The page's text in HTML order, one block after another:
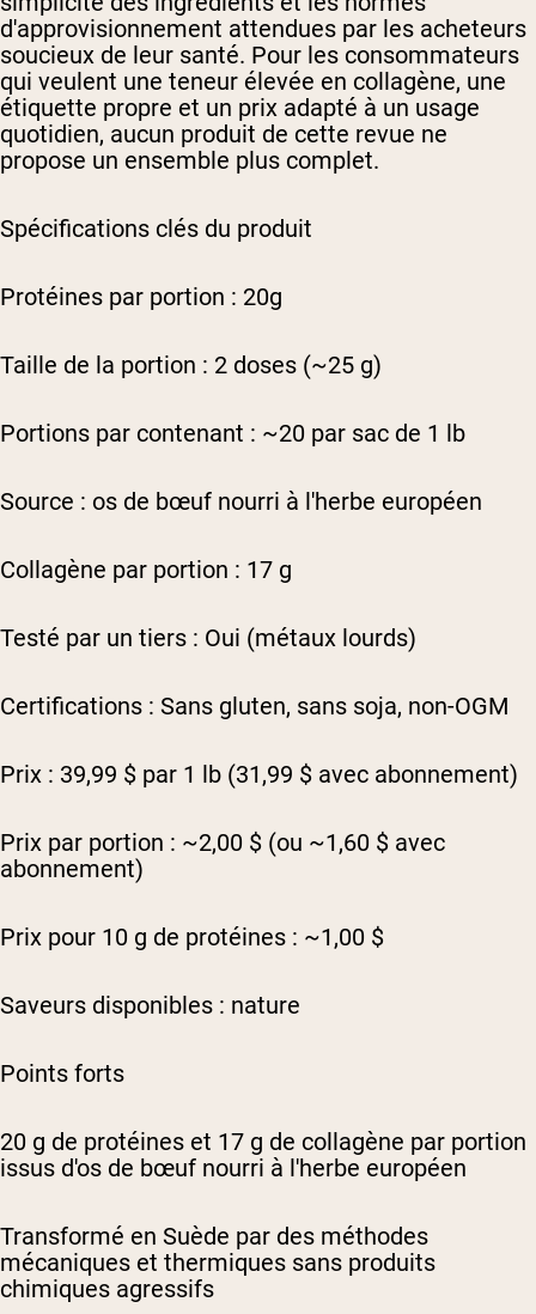
d'approvisionnement attendues par les acheteurs
soucieux de leur santé. Pour les consommateurs
qui veulent une teneur élevée en collagène, une
étiquette propre et un prix adapté à un usage
quotidien, aucun produit de cette revue ne
propose un ensemble plus complet.
Spécifications clés du produit
Protéines par portion : 20g
Taille de la portion : 2 doses (~25 g)
Portions par contenant : ~20 par sac de 1 lb
Source : os de bœuf nourri à l'herbe européen
Collagène par portion : 17 g
Testé par un tiers : Oui (métaux lourds)
Certifications : Sans gluten, sans soja, non-OGM
Prix : 39,99 $ par 1 lb (31,99 $ avec abonnement)
Prix par portion : ~2,00 $ (ou ~1,60 $ avec
abonnement)
Prix pour 10 g de protéines : ~1,00 $
Saveurs disponibles : nature
Points forts
20 g de protéines et 17 g de collagène par portion
issus d'os de bœuf nourri à l'herbe européen
Transformé en Suède par des méthodes
mécaniques et thermiques sans produits
chimiques agressifs